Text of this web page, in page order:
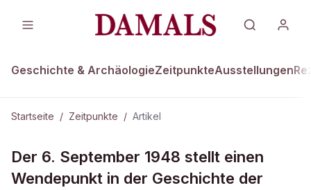
Geschichte & ArchäologieZeitpunkteAusstellungen
Startseite / Zeitpunkte / Artikel
Neue Ära in den Niederlanden
Der 6. September 1948 stellt einen
Wendepunkt in der Geschichte der